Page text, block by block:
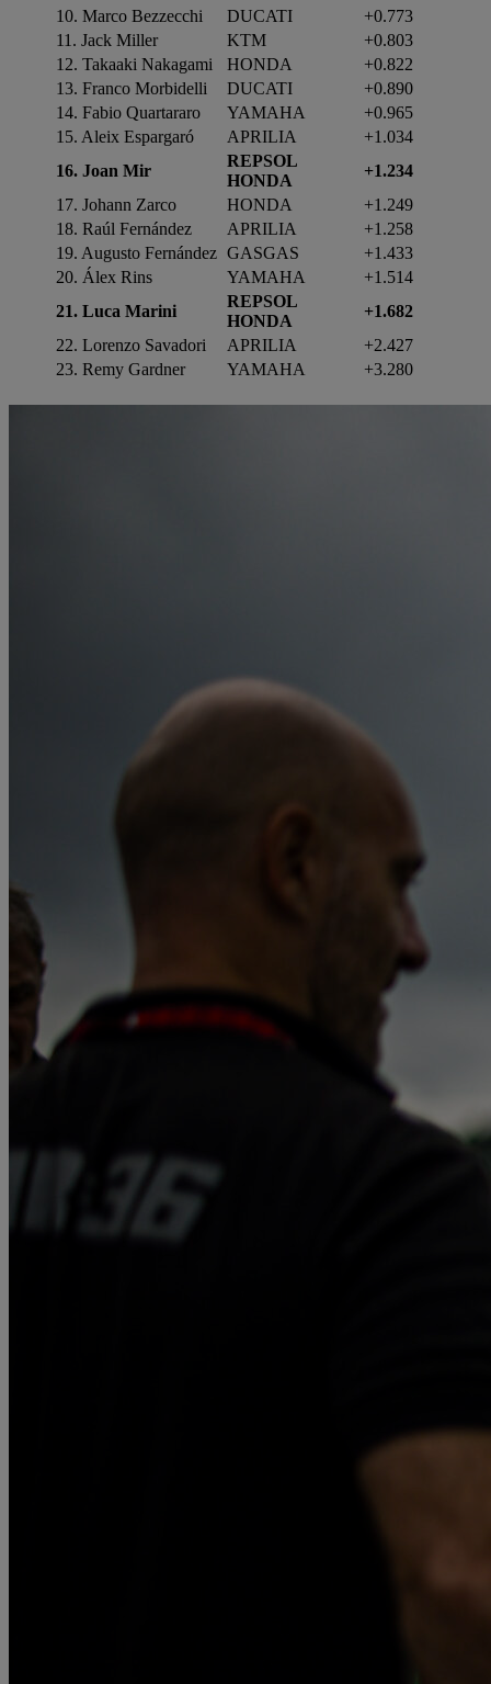
10. Marco Bezzecchi
DUCATI
+0.773
11. Jack Miller
KTM
+0.803
12. Takaaki Nakagami
HONDA
+0.822
13. Franco Morbidelli
DUCATI
+0.890
14. Fabio Quartararo
YAMAHA
+0.965
15. Aleix Espargaró
APRILIA
+1.034
16. Joan Mir
REPSOL
HONDA
+1.234
17. Johann Zarco
HONDA
+1.249
18. Raúl Fernández
APRILIA
+1.258
19. Augusto Fernández GASGAS
+1.433
20. Álex Rins
YAMAHA
+1.514
21. Luca Marini
REPSOL
HONDA
+1.682
22. Lorenzo Savadori
APRILIA
+2.427
23. Remy Gardner
YAMAHA +3.280